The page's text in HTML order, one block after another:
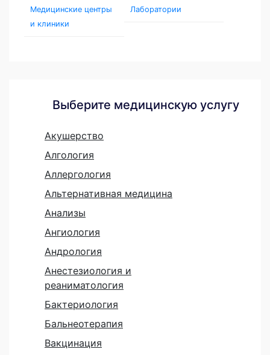
Медицинские центры
и клиники
Лаборатории
Выберите медицинскую услугу
Акушерство
Алгология
Аллергология
Альтернативная медицина
Анализы
Ангиология
Андрология
Анестезиология и
реаниматология
Бактериология
Бальнеотерапия
Вакцинация